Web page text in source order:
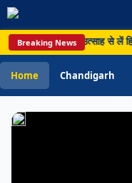
Breaking News
तिरंगा’ अभियान में उत्साह से लें
Home Chandigarh
810
लीटर
अवैध
शराब
बरामद